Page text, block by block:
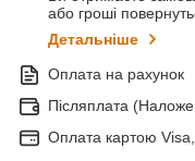
або гроші
Детальніше
Оплата на рахунок
Післяплата
Оплата картою